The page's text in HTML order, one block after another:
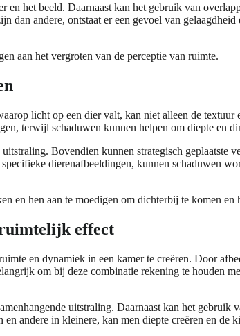
het beeld. Daarnaast kan het gebruik van
dan andere, ontstaat er een gevoel van
aan het vergroten van de perceptie van ruimte.
licht op een dier valt, kan niet alleen de
terwijl schaduwen kunnen helpen om diepte en
Bovendien kunnen strategisch geplaatste
dierenafbeeldingen, kunnen schaduwen
en hen aan te moedigen om dichterbij te komen en
ruimtelijk effect
en dynamiek in een kamer te creëren. Door
om bij deze combinatie rekening te houden
uitstraling. Daarnaast kan het gebruik
andere in kleinere, kan men diepte creëren en